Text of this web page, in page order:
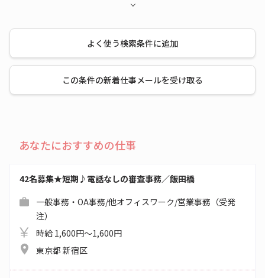
よく使う検索条件に追加
この条件の新着仕事メールを受け取る
あなたにおすすめの仕事
42名募集★短期♪電話なしの審査事務／飯田橋
一般事務・OA事務/他オフィスワーク/営業事務（受発
注）
時給 1,600円～1,600円
東京都 新宿区